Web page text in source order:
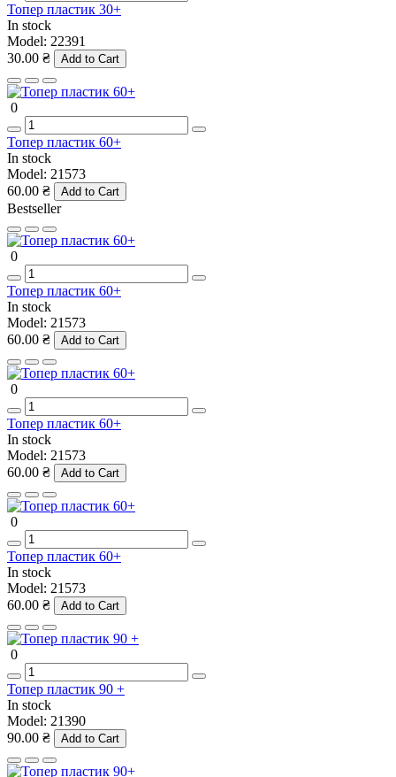
Топер пластик 30+
In stock
Model: 22391
30.00 ₴
Add to Cart
0
Топер пластик 60+
In stock
Model: 21573
60.00 ₴
Add to Cart
Bestseller
0
Топер пластик 60+
In stock
Model: 21573
60.00 ₴
Add to Cart
0
Топер пластик 60+
In stock
Model: 21573
60.00 ₴
Add to Cart
0
Топер пластик 60+
In stock
Model: 21573
60.00 ₴
Add to Cart
0
Топер пластик 90 +
In stock
Model: 21390
90.00 ₴
Add to Cart